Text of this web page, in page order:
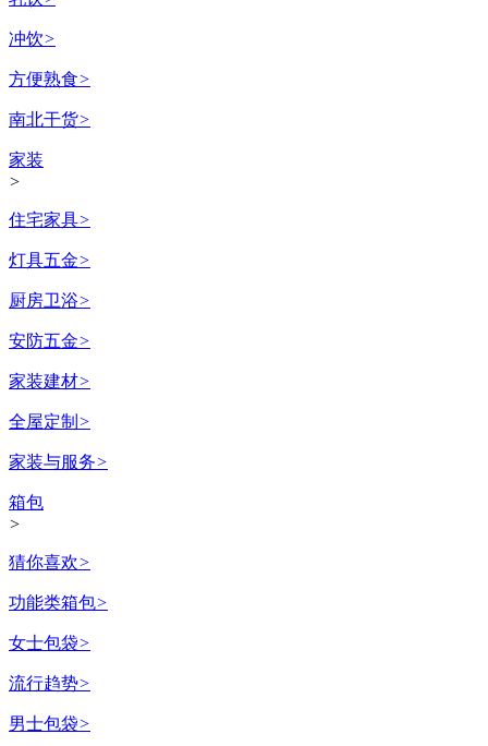
冲饮>
方便熟食>
南北干货>
家装
>
住宅家具>
灯具五金>
厨房卫浴>
安防五金>
家装建材>
全屋定制 >
家装与服务>
箱包
>
猜你喜欢>
功能类箱包>
女士包袋>
流行趋势>
男士包袋>